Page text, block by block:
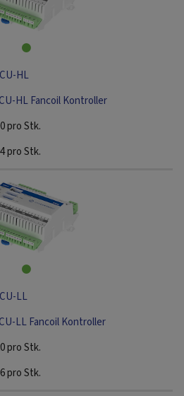
HL
HL Fancoil Kontroller
pro Stk.
pro Stk.
LL
LL Fancoil Kontroller
pro Stk.
pro Stk.